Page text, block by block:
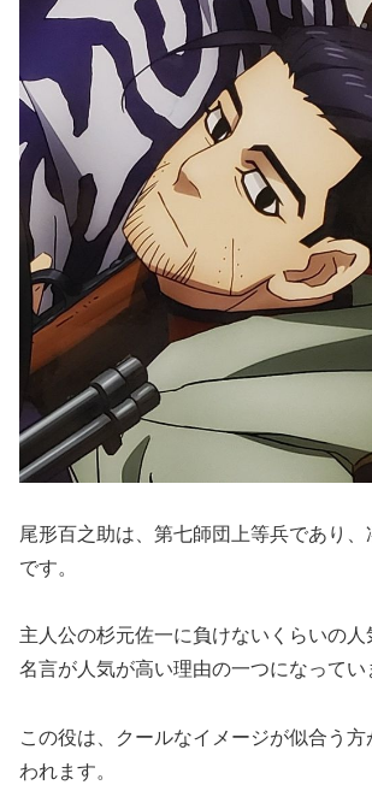
尾形百之助は、第七師団上等兵であり
です。
主人公の杉元佐一に負けないくらいの
名言が人気が高い理由の一つになってい
この役は、クールなイメージが似合う
われます。